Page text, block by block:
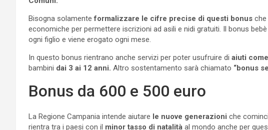
Bisogna solamenteformalizzare le cifre precise di questi bonus
economiche per permettere iscrizioni ad asili e nidi gratuiti. Il bonus
ogni figlio e viene erogato ogni mese.
In questo bonus rientrano anche servizi per poter usufruire di aiuti
bambini dai 3 ai 12 anni. Altro sostentamento sarà chiamato “bonus
Bonus da 600 e 500 euro
La Regione Campania intende aiutare le nuove generazioni che
rientra tra i paesi con il minor tasso di natalità al mondo anche per